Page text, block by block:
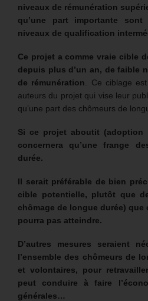
niveaux de rémunération
qu’une part importante
niveaux de qualification
Ce projet a comme vraie cible
depuis plus d’un an, de faible
de rémunération . Ce ciblage
auteurs du projet qui vise leur
qu’une part des chômeurs de
Si ce projet aboutit
concernera qu’une frange
durée.
Il serait préférable de bien
cible potentielle, plutôt que
chômage de longue durée)
pourra pas atteindre.
D’autres mesures seraient
l’ensemble des chômeurs de
et volontaires, pour
peut conduire à faire
générales…